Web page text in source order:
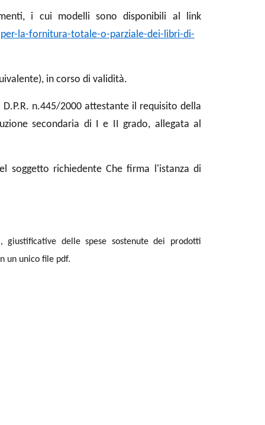
i cui modelli sono disponibili al link
la-fornitura-totale-o-parziale-dei-libri-di-
in corso di validità.
n.445/2000 attestante il requisito della
secondaria di I e II grado, allegata al
soggetto richiedente Che firma l'istanza di
delle spese sostenute dei prodotti
un unico file pdf.